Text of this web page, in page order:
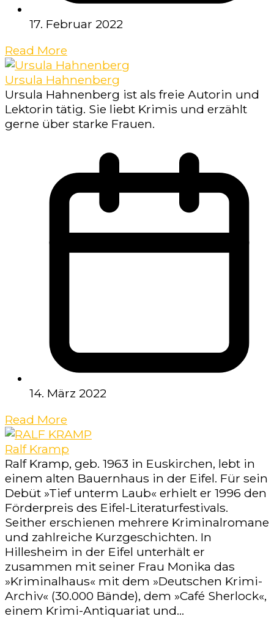
17. Februar 2022
Read More
Ursula Hahnenberg
Ursula Hahnenberg ist als freie Autorin und
Lektorin tätig. Sie liebt Krimis und erzählt
gerne über starke Frauen.
14. März 2022
Read More
Ralf Kramp
Ralf Kramp, geb. 1963 in Euskirchen, lebt in
einem alten Bauernhaus in der Eifel. Für sein
Debüt »Tief unterm Laub« erhielt er 1996 den
Förderpreis des Eifel-Literaturfestivals.
Seither erschienen mehrere Kriminalromane
und zahlreiche Kurzgeschichten. In
Hillesheim in der Eifel unterhält er
zusammen mit seiner Frau Monika das
»Kriminalhaus« mit dem »Deutschen Krimi-
Archiv« (30.000 Bände), dem »Café Sherlock«,
einem Krimi-Antiquariat und...